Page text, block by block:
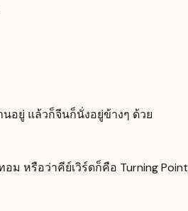
อยู่ แล้วก็จีนก็นั่งอยู่ข้างๆ ด้วย
ม หรือว่าคีย์เวิร์ดก็คือ Turning Point